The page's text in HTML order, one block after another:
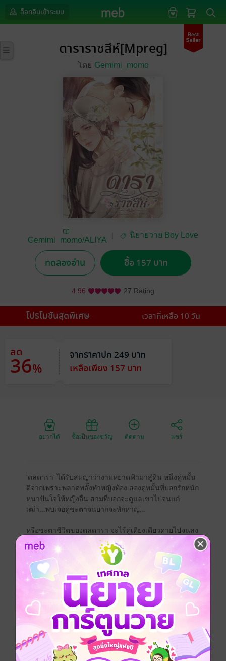
ล็อกอินเข้าระบบ
ดาราราชสีห์[Mpreg]
โดย Gemimi_momo
Gemimi_momo/ALIYA
H
นิยายวาย Boy Love
ทดลองอ่าน ซื้อ 157 บาท
4.96 27 Rating
โปรโมชันสุดพิเศษ เวลาที่เหลือ 10 วัน
ลด
36%
จากราคาปก 249 บาท
เหลือเพียง 157 บาท
อยากได้ ซื้อเป็นของขวัญ ติดตาม แชร์
'ดลดารา' ได้รับสมญาว่างามหยาดฟ้ามาสู่ดิน หนึ่งคู่หมั้น
ตีจากเพราะพลาดพลั้งทำหญิงท้อง สองคู่หมั้นที่บอกรักหนัก
หนาปันใจให้หญิงอื่น สามที่บอกจะดูแลเขาไปจนแก่
เฒ่า...พบเจอคู่ชะตาจนยากจะหักหาญ...
หรือชะตาชีวิตของดลดารา จะไร้คู่เคียงเดียวดายไปจนลง
โลง...
"ถ้าฉันอยู่สูงมากเกินไปจนไม่อาจมีคู่เคียง ฉันเป็นคน
ธรรมดาสามัญก็ได้ จะได้ไม่มีใครมาทำให้ฉันช้ำใจหรือ
ตีจากอีก"
"เป็นฉันจะดีหรือ ไม่ใช่ชายสูงศักดิ์เหมาะสมกับดารานะ"
"ไม่เป็นไร ฉันก็คน ชื่อเสียงก็แค่สิ่งปรุงแต่ง ฉันไม่แคร์ว่า
ใครจะมองฉันเป็นคนสกปรกมั่วชายที่ไม่ใช่สามี"
---------------------------------------------------------------------